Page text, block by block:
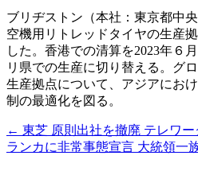
ブリヂストン（本社：東京都中
空機用リトレッドタイヤの生産
した。香港での清算を2023年６
リ県での生産に切り替える。グ
生産拠点について、アジアにお
制の最適化を図る。
投
稿
← 東芝 原則出社を撤廃 テレワー
ランカに非常事態宣言 大統領一